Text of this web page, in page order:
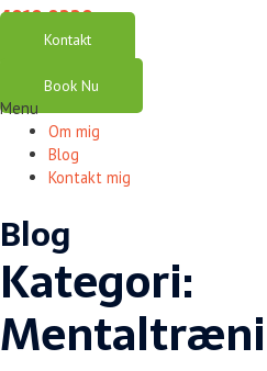
4010 0220
Kontakt
Book Nu
Menu
Om mig
Blog
Kontakt mig
Blog
Kategori: